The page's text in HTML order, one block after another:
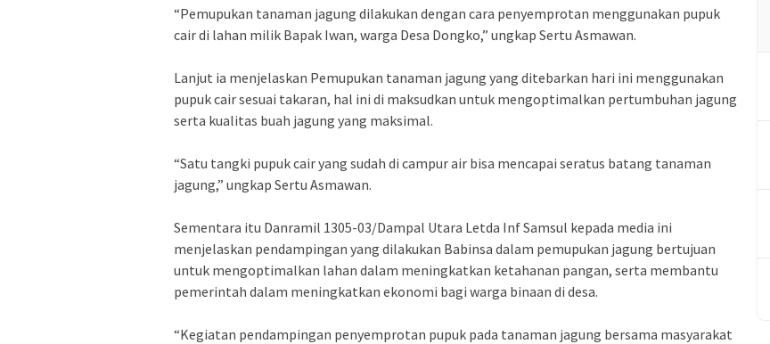
“Pemupukan tanaman jagung dilakukan dengan cara penyemprotan menggunakan pupuk
cair di lahan milik Bapak Iwan, warga Desa Dongko,” ungkap Sertu Asmawan.
Lanjut ia menjelaskan Pemupukan tanaman jagung yang ditebarkan hari ini menggunakan
pupuk cair sesuai takaran, hal ini di maksudkan untuk mengoptimalkan pertumbuhan jagung
serta kualitas buah jagung yang maksimal.
“Satu tangki pupuk cair yang sudah di campur air bisa mencapai seratus batang tanaman
jagung,” ungkap Sertu Asmawan.
Sementara itu Danramil 1305-03/Dampal Utara Letda Inf Samsul kepada media ini
menjelaskan pendampingan yang dilakukan Babinsa dalam pemupukan jagung bertujuan
untuk mengoptimalkan lahan dalam meningkatkan ketahanan pangan, serta membantu
pemerintah dalam meningkatkan ekonomi bagi warga binaan di desa.
“Kegiatan pendampingan penyemprotan pupuk pada tanaman jagung bersama masyarakat